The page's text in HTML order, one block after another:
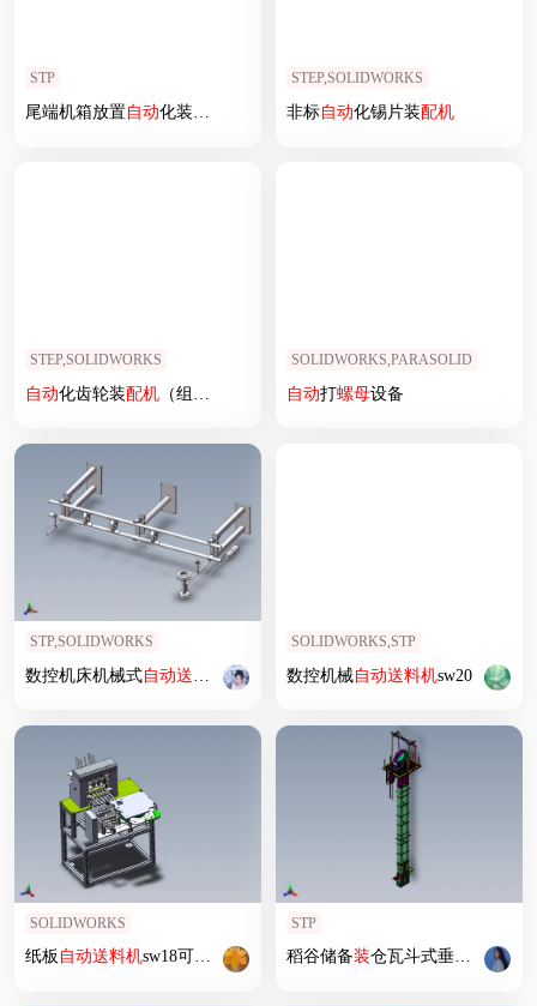
STP
尾端机箱放置自动化装配机
STEP,SOLIDWORKS
非标自动化锡片装配机
STEP,SOLIDWORKS
自动化齿轮装配机（组装机）
SOLIDWORKS,PARASOLID
自动打螺母设备
STP,SOLIDWORKS
数控机床机械式自动送料机
SOLIDWORKS,STP
数控机械自动送料机sw20
SOLIDWORKS
纸板 自动送料机sw18可编辑
STP
稻谷储备装仓瓦斗式垂直 送料机